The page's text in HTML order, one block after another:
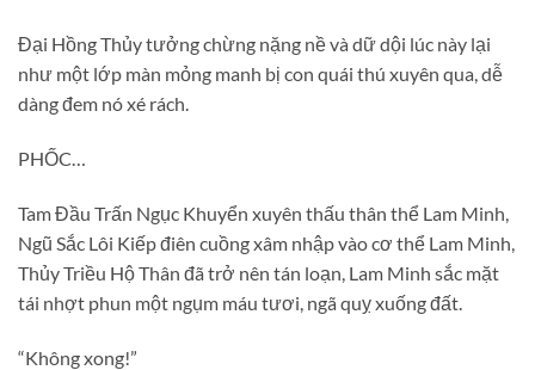
Đại Hồng Thủy tưởng chừng nặng nề và dữ dội lúc này lại
như một lớp màn mỏng manh bị con quái thú xuyên qua, dễ
dàng đem nó xé rách.
PHỐC…
Tam Đầu Trấn Ngục Khuyển xuyên thấu thân thể Lam Minh,
Ngũ Sắc Lôi Kiếp điên cuồng xâm nhập vào cơ thể Lam Minh,
Thủy Triều Hộ Thân đã trở nên tán loạn, Lam Minh sắc mặt
tái nhợt phun một ngụm máu tươi, ngã quỵ xuống đất.
“Không xong!”